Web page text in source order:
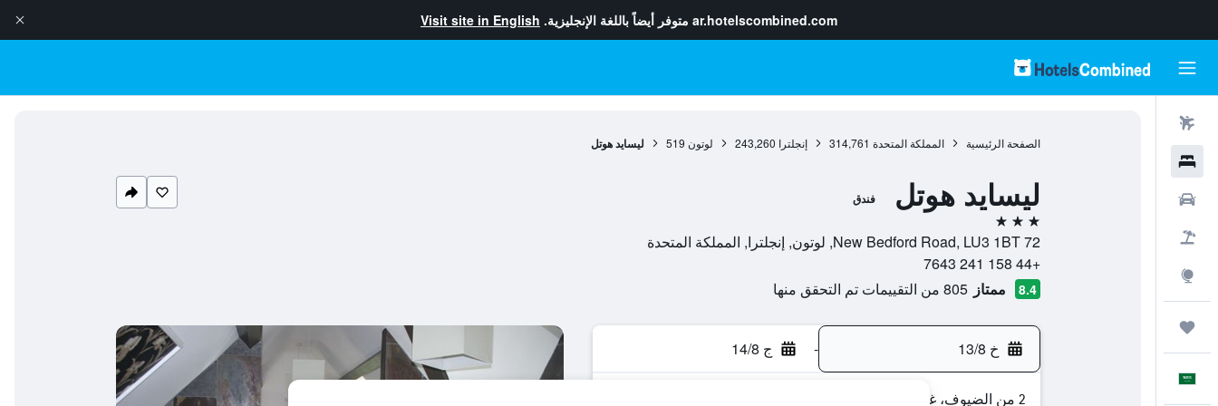
ar.hotelscombined.com متوفر أيضاً باللغة الإنجليزية. Visit site in English
الصفحة الرئيسية المملكة المتحدة 314,761 إنجلترا 243,260 لوتون 519 ليسايد هوتل
ليسايد هوتل فندق
3 نجوم
72 New Bedford Road, LU3 1BT, لوتون, إنجلترا, المملكة المتحدة
+44 158 241 7643
8.4 ممتاز 805 من التقييمات تم التحقق منها
خ 13/8 - ج 14/8
2 من الضيوف، غرفة واحدة